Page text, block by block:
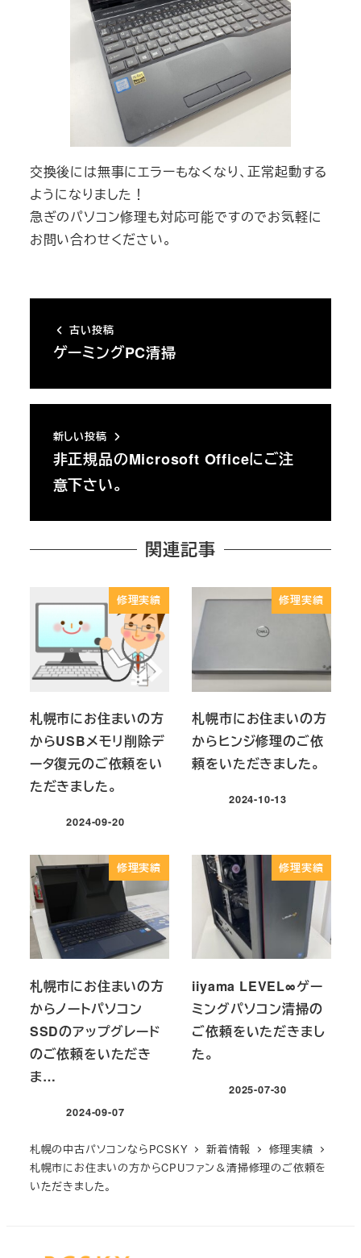
交換後には無事にエラーもなくなり、正常起動する
ようになりました！
急ぎのパソコン修理も対応可能ですのでお気軽に
お問い合わせください。
古い投稿
ゲーミングPC清掃
新しい投稿
非正規品のMicrosoft Officeにご注
意下さい。
関連記事
修理実績
札幌市にお住まいの方
からUSBメモリ削除デ
ータ復元のご依頼をい
ただきました。
投稿日
2024-09-20
修理実績
札幌市にお住まいの方
からヒンジ修理のご依
頼をいただきました。
投稿日
2024-10-13
修理実績
札幌市にお住まいの方
からノートパソコン
SSDのアップグレード
のご依頼をいただき
ま…
投稿日
2024-09-07
修理実績
iiyama LEVEL∞ゲー
ミングパソコン清掃の
ご依頼をいただきまし
た。
投稿日
2025-07-30
札幌の中古パソコンならPCSKY 新着情報
修理実績
札幌市にお住まいの方からCPUファン＆清掃修理のご依頼を
いただきました。